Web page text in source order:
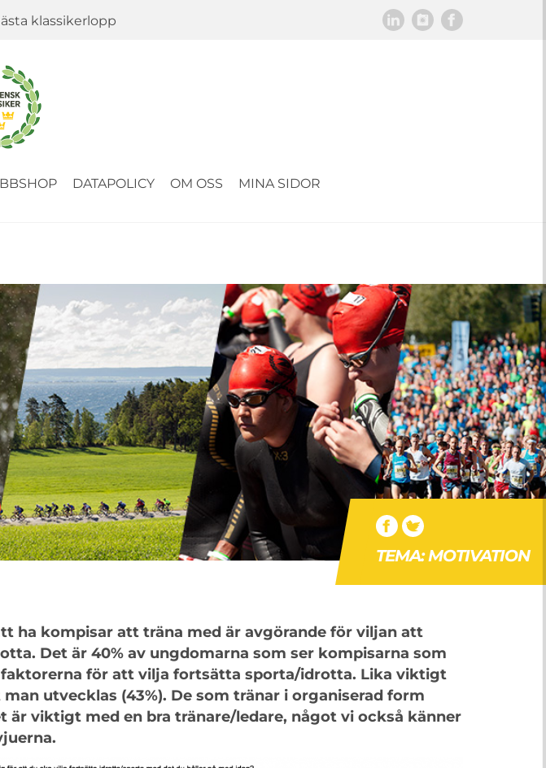
klassikerlopp
DATAPOLICY OM OSS MINA SIDOR
TEMA: MOTIVATION
ha kompisar att träna med är avgörande för viljan att
Det är 40% av ungdomarna som ser kompisarna som
för att vilja fortsätta sporta/idrotta. Lika viktigt
utvecklas (43%). De som tränar i organiserad form
är viktigt med en bra tränare/ledare, något vi också känner